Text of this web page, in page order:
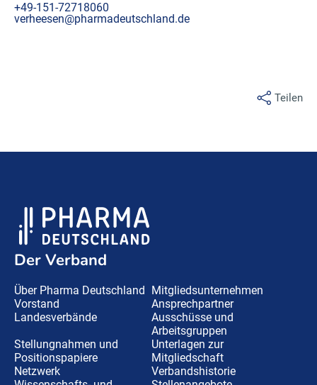
+49-151-72718060
verheesen@pharmadeutschland.de
Teilen
Der Verband
Über Pharma Deutschland Mitgliedsunternehmen
Vorstand
Ansprechpartner
Landesverbände
Ausschüsse und
Arbeitsgruppen
Stellungnahmen und
Positionspapiere
Unterlagen zur
Mitgliedschaft
Netzwerk
Verbandshistorie